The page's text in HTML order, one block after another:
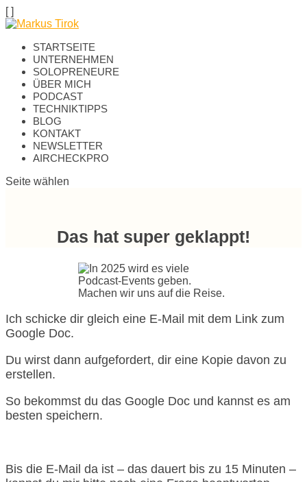
[ ]
STARTSEITE
UNTERNEHMEN
SOLOPRENEURE
ÜBER MICH
PODCAST
TECHNIKTIPPS
BLOG
KONTAKT
NEWSLETTER
AIRCHECKPRO
Seite wählen
Das hat super geklappt!
Ich schicke dir gleich eine E-Mail mit dem Link zum
Google Doc.
Du wirst dann aufgefordert, dir eine Kopie davon zu
erstellen.
So bekommst du das Google Doc und kannst es am
besten speichern.
Bis die E-Mail da ist – das dauert bis zu 15 Minuten –